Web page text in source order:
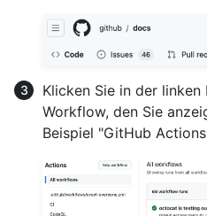
Klicken Sie in der linken
Workflow, den Sie
Beispiel "GitHub